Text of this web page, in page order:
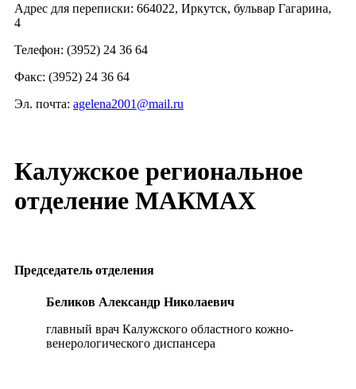
Адрес для переписки: 664022, Иркутск, бульвар Гагарина,
4
Телефон: (3952) 24 36 64
Факс: (3952) 24 36 64
Эл. почта: agelena2001@mail.ru
Калужское региональное
отделение МАКМАХ
Председатель отделения
Беликов Александр Николаевич
главный врач Калужского областного кожно-
венерологического диспансера